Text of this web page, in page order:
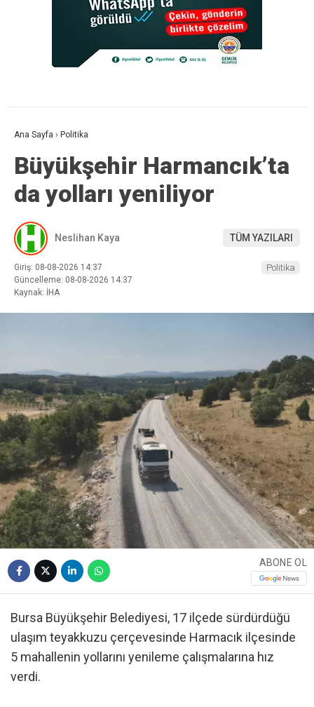
Ana Sayfa › Politika
Büyükşehir Harmancık’ta
da yolları yeniliyor
Neslihan Kaya TÜM YAZILARI
Giriş: 08-08-2026 14:37
Güncelleme: 08-08-2026 14:37
Kaynak: İHA
Politika
ABONE OL
Bursa Büyükşehir Belediyesi, 17 ilçede sürdürdüğü
ulaşım teyakkuzu çerçevesinde Harmacık ilçesinde
5 mahallenin yollarını yenileme çalışmalarına hız
verdi.